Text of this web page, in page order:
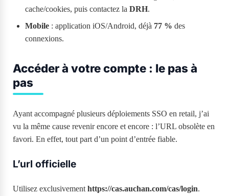
cache/cookies, puis contactez la DRH.
Mobile : application iOS/Android, déjà 77 % des
connexions.
Accéder à votre compte : le pas à
pas
Ayant accompagné plusieurs déploiements SSO en retail, j’ai
vu la même cause revenir encore et encore : l’URL obsolète en
favori. En effet, tout part d’un point d’entrée fiable.
L’url officielle
Utilisez exclusivement https://cas.auchan.com/cas/login.